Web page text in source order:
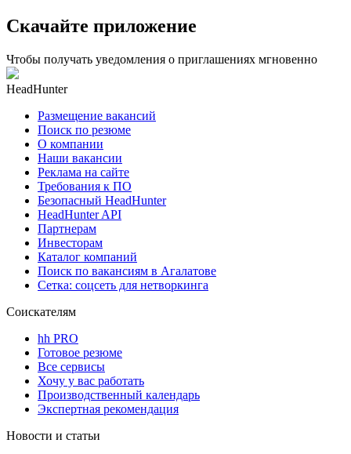
Скачайте приложение
Чтобы получать уведомления о приглашениях мгновенно
HeadHunter
Размещение вакансий
Поиск по резюме
О компании
Наши вакансии
Реклама на сайте
Требования к ПО
Безопасный HeadHunter
HeadHunter API
Партнерам
Инвесторам
Каталог компаний
Поиск по вакансиям в Агалатове
Сетка: соцсеть для нетворкинга
Соискателям
hh PRO
Готовое резюме
Все сервисы
Хочу у вас работать
Производственный календарь
Экспертная рекомендация
Новости и статьи